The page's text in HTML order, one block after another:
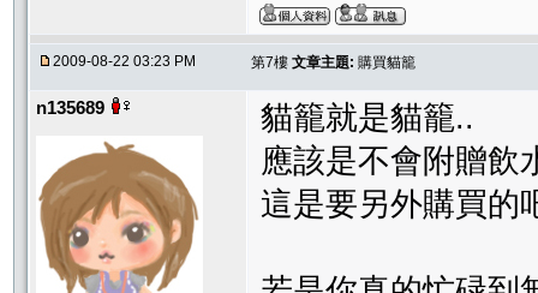
2009-08-22 03:23 PM 第7樓 文章主題: 購買貓籠
n135689
貓籠就是貓籠..
應該是不會附贈飲
這是要另外購買的